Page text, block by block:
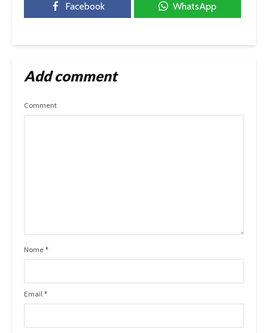
Facebook WhatsApp
Add comment
Comment
Nome *
Email *